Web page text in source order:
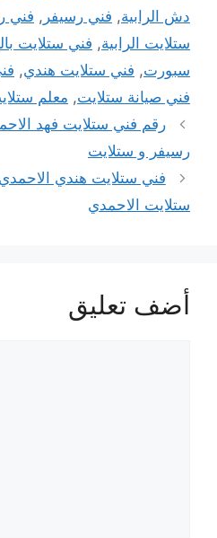
دش الرابية, فني رسيفر , فني
ستلايت الرابية, فني ستلايت
سبورت, فني ستلايت هندي,
فني صيانة ستلايت, معلم
رسيفر و ستلايت
ستلايت الاحمدي
أضف تعليق